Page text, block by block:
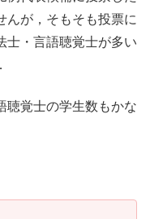
んが，そもそも投票に
士・言語聴覚士が多い
聴覚士の学生数もかな